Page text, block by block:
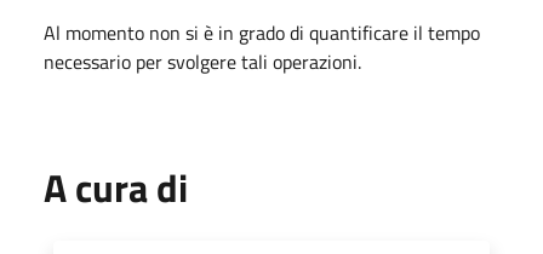
Al momento non si è in grado di quantificare il tempo
necessario per svolgere tali operazioni.
A cura di